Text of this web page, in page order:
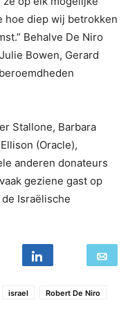
hoe diep wij betrokken
Behalve De Niro
Bowen, Gerard
Stallone, Barbara
(Oracle),
anderen donateurs
geziene gast op
Israëlische
israel Robert De Niro